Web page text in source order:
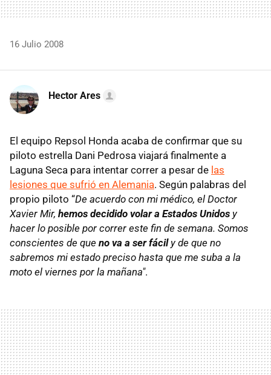
16 Julio 2008
Hector Ares
El equipo Repsol Honda acaba de confirmar que su
piloto estrella Dani Pedrosa viajará finalmente a
Laguna Seca para intentar correr a pesar de las
lesiones que sufrió en Alemania. Según palabras del
propio piloto “De acuerdo con mi médico, el Doctor
Xavier Mir, hemos decidido volar a Estados Unidos y
hacer lo posible por correr este fin de semana. Somos
conscientes de que no va a ser fácily de que no
sabremos mi estado preciso hasta que me suba a la
moto el viernes por la mañana".